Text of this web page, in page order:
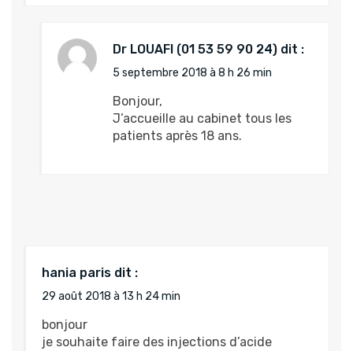
hania paris dit :
29 août 2018 à 13 h 24 min
bonjour
je souhaite faire des injections d’acide
Dr LOUAFI dit :
5 septembre 2018 à 8 h 26 min
Bonjour,
J’accueille au cabinet tous les
patients après 18 ans.